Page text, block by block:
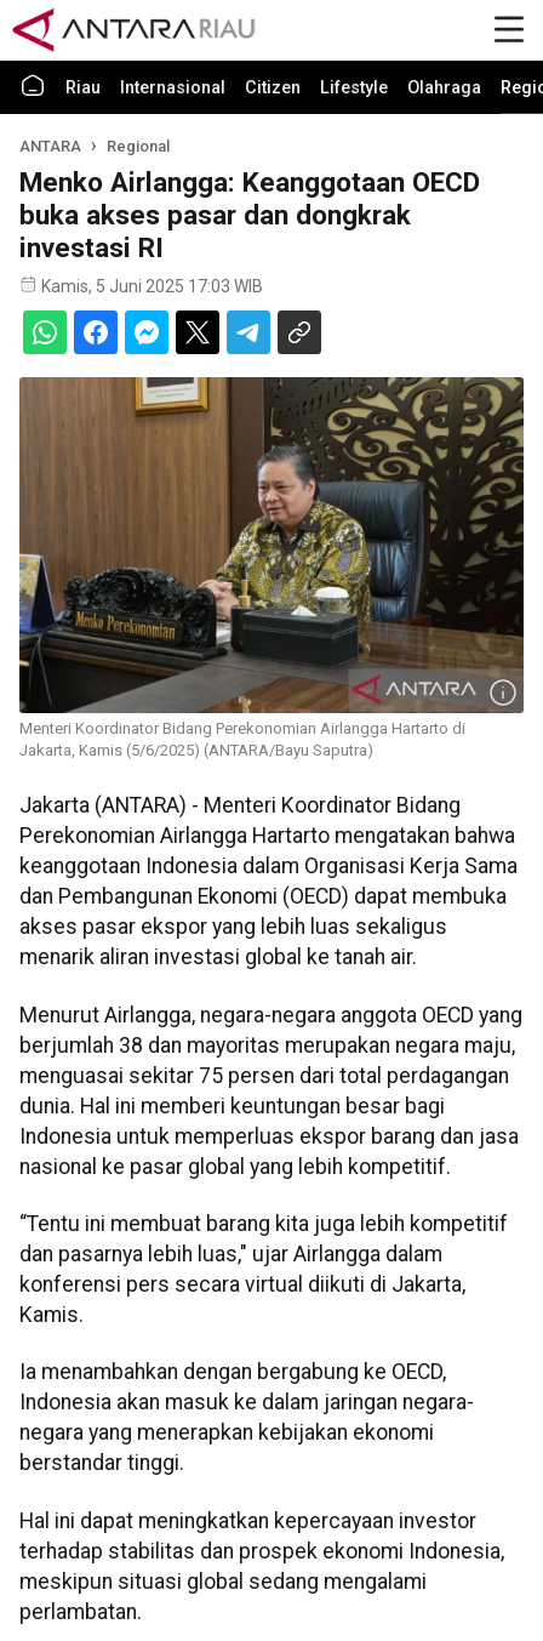
Riau Internasional Citizen Lifestyle Olahraga
ANTARA Regional
Menko Airlangga: Keanggotaan OECD
buka akses pasar dan dongkrak
investasi RI
Kamis, 5 Juni 2025 17:03 WIB
Menteri Koordinator Bidang Perekonomian Airlangga Hartarto di
Jakarta, Kamis (5/6/2025) (ANTARA/Bayu Saputra)
Jakarta (ANTARA) - Menteri Koordinator Bidang
Perekonomian Airlangga Hartarto mengatakan bahwa
keanggotaan Indonesia dalam Organisasi Kerja Sama
dan Pembangunan Ekonomi (OECD) dapat membuka
akses pasar ekspor yang lebih luas sekaligus
menarik aliran investasi global ke tanah air.
Menurut Airlangga, negara-negara anggota OECD yang
berjumlah 38 dan mayoritas merupakan negara maju,
menguasai sekitar 75 persen dari total perdagangan
dunia. Hal ini memberi keuntungan besar bagi
Indonesia untuk memperluas ekspor barang dan jasa
nasional ke pasar global yang lebih kompetitif.
“Tentu ini membuat barang kita juga lebih kompetitif
dan pasarnya lebih luas," ujar Airlangga dalam
konferensi pers secara virtual diikuti di Jakarta,
Kamis.
Ia menambahkan dengan bergabung ke OECD,
Indonesia akan masuk ke dalam jaringan negara-
negara yang menerapkan kebijakan ekonomi
berstandar tinggi.
Hal ini dapat meningkatkan kepercayaan investor
terhadap stabilitas dan prospek ekonomi Indonesia,
meskipun situasi global sedang mengalami
perlambatan.